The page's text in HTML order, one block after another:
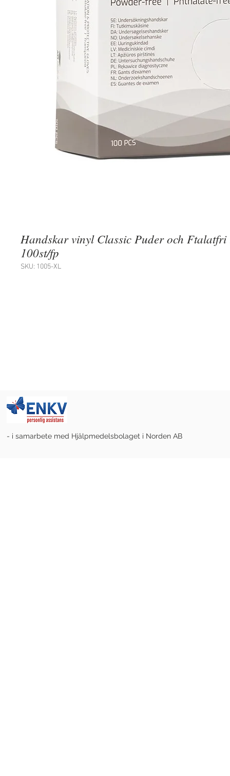
Handskar vinyl Classic Puder och
100st/fp
SKU: 1005-XL
- i samarbete med Hjälpmedelsbolaget i Norden AB